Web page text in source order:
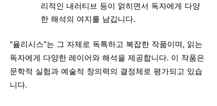
리적인 내러티브 등이 얽히면서 독자에게 다양
한 해석의 여지를 남깁니다.
"율리시스"는 그 자체로 독특하고 복잡한 작품이며, 읽는
독자에게 다양한 레이어와 해석을 제공합니다. 이 작품은
문학적 실험과 예술적 창의력의 결정체로 평가되고 있습
니다.